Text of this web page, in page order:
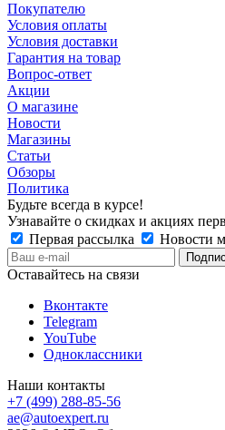
Покупателю
Условия оплаты
Условия доставки
Гарантия на товар
Вопрос-ответ
Акции
О магазине
Новости
Магазины
Статьи
Обзоры
Политика
Будьте всегда в курсе!
Узнавайте о скидках и акциях
Первая рассылка
Новости
Оставайтесь на связи
Вконтакте
Telegram
YouTube
Одноклассники
Наши контакты
+7 (499) 288-85-56
ae@autoexpert.ru